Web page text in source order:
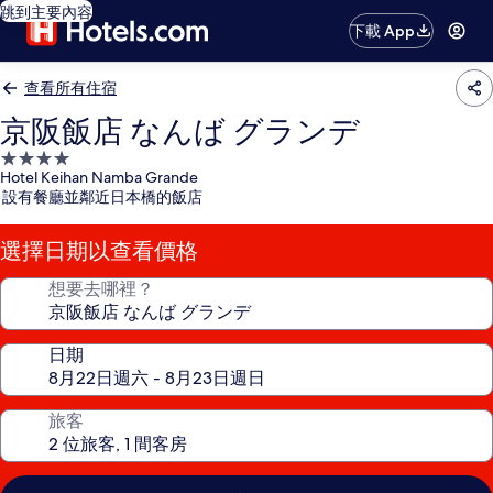
跳到主要內容
下載 App
查看所有住宿
京阪飯店 なんば グランデ
4.0
星
級
住
宿
Hotel Keihan Namba Grande
設有餐廳並鄰近日本橋的飯店
選擇日期以查看價格
想要去哪裡？
日期
旅客